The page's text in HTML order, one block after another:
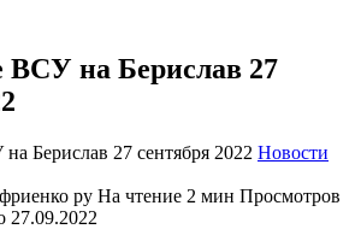
ВСУ на Берислав 27
Новости
ру На чтение 2 мин Просмотров
27.09.2022